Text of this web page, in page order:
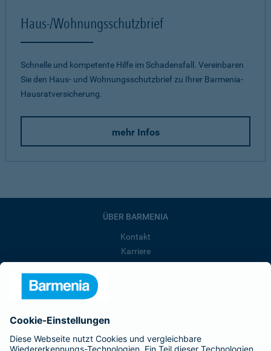
Haus-/Wohnungsschutzbrief
Schnelle und kompetente Hilfe im Schadensfall. Vereinbaren
Sie den Haus- und Wohnungsschutzbrief zu Ihrer Barmenia-
Hausratversicherung.
mehr Infos
ÜBER BARMENIA
Kontakt
Karriere
Barmenia ist Teil der BarmeniaGothaer